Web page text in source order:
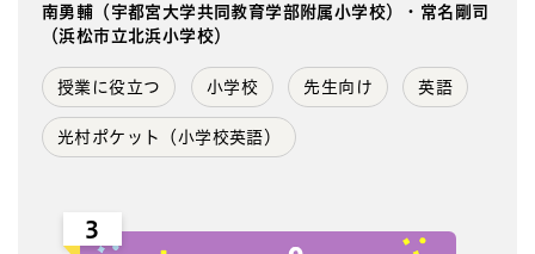
南勇輔（宇都宮大学共同教育学部附属小学校）・常名剛司
（浜松市立北浜小学校）
授業に役立つ 小学校 先生向け 英語
光村ポケット（小学校英語）
3